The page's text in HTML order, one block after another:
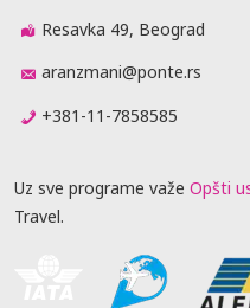
Resavka 49, Beograd
aranzmani@ponte.rs
+381-11-7858585
Uz sve programe važe Opšti
Travel.